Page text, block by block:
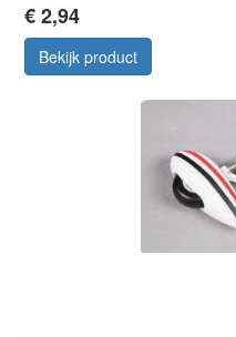
€ 2,94
Bekijk product